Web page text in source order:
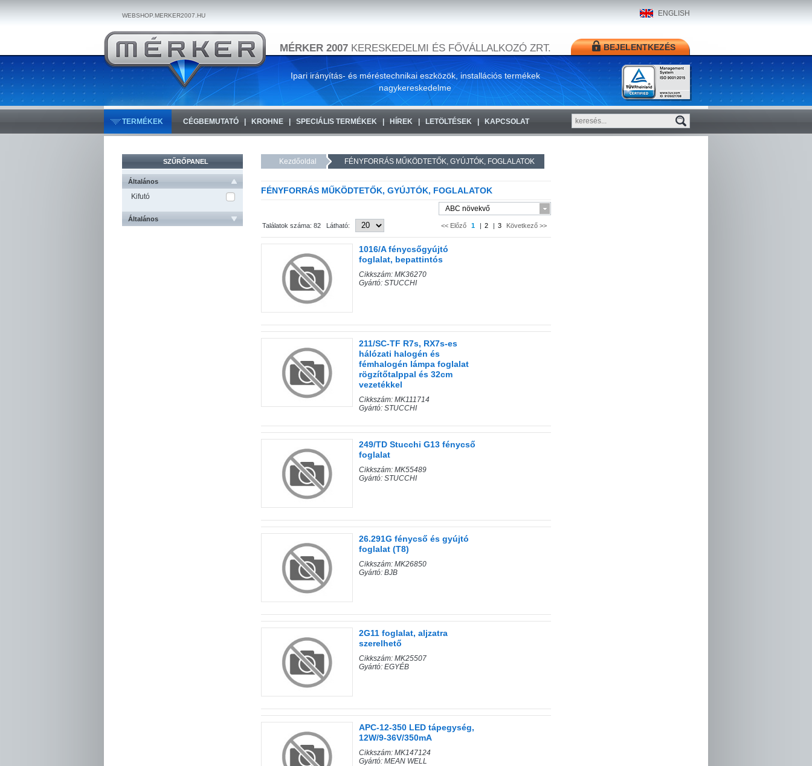
WEBSHOP.MERKER2007.HU
MÉRKER 2007KERESKEDELMI ÉS FŐVÁLLALKOZÓ ZRT.
Ipari irányítás- és méréstechnikai eszközök, installációs termékek
nagykereskedelme
ENGLISH
BEJELENTKEZÉS
TERMÉKEK CÉGBEMUTATÓ KROHNE SPECIÁLIS TERMÉKEK HÍREK LETÖLTÉSEK KAPCSOLAT
Kezdőoldal FÉNYFORRÁS MŰKÖDTETŐK, GYÚJTÓK, FOGLALATOK
FÉNYFORRÁS MŰKÖDTETŐK, GYÚJTÓK, FOGLALATOK
Találatok száma: 82 Látható: << Előző 1 | 2 | 3 Következő >>
1016/A fénycsőgyújtó
foglalat, bepattintós
Cikkszám: MK36270
Gyártó: STUCCHI
211/SC-TF R7s, RX7s-es
hálózati halogén és
fémhalogén lámpa foglalat
rögzítőtalppal és 32cm
vezetékkel
Cikkszám: MK111714
Gyártó: STUCCHI
249/TD Stucchi G13 fénycső
foglalat
Cikkszám: MK55489
Gyártó: STUCCHI
26.291G fénycső és gyújtó
foglalat (T8)
Cikkszám: MK26850
Gyártó: BJB
2G11 foglalat, aljzatra
szerelhető
Cikkszám: MK25507
Gyártó: EGYÉB
APC-12-350 LED tápegység,
12W/9-36V/350mA
Cikkszám: MK147124
Gyártó: MEAN WELL
SZŰRŐPANEL
Általános
Kifutó
Általános